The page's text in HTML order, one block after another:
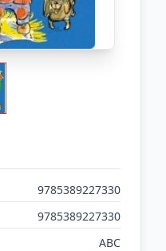
9785389227330
9785389227330
ABC